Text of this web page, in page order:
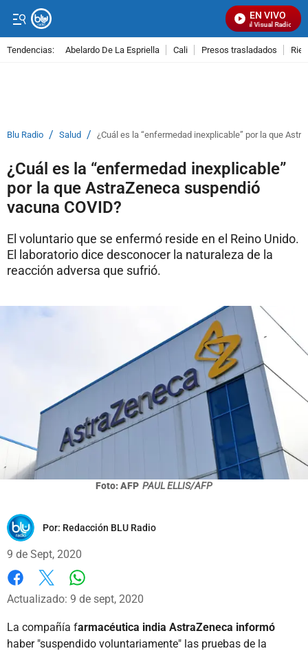
EN VIVO
Señal Visual Radio
Tendencias: Abelardo De La Espriella Cali Presos trasladados
Blu Radio / Salud / ¿Cuál es la “enfermedad inexplicable” por la que
¿Cuál es la “enfermedad inexplicable”
por la que AstraZeneca suspendió
vacuna COVID?
El voluntario que se enfermó reside en el Reino Unido.
El laboratorio dice desconocer la naturaleza de la
reacción adversa que sufrió.
Foto: AFP PAUL ELLIS/AFP
Por: Redacción BLU Radio
9 de Sept, 2020
Facebook
X
Actualizado: 9 de sept, 2020
La compañía farmacéutica india AstraZeneca informó
haber "suspendido voluntariamente" las pruebas de la